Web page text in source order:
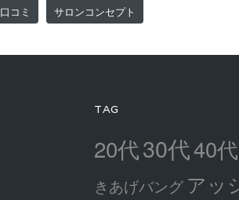
口コミ サロンコンセプト
TAG
20代30代40代
きあげバング アッ